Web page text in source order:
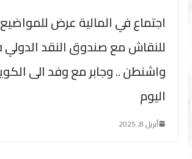
اجتماع في المالية عرض
للنقاش مع صندوق النقد
واشنطن .. وجابر مع وفد الى
اليوم
أبريل 8, 2025